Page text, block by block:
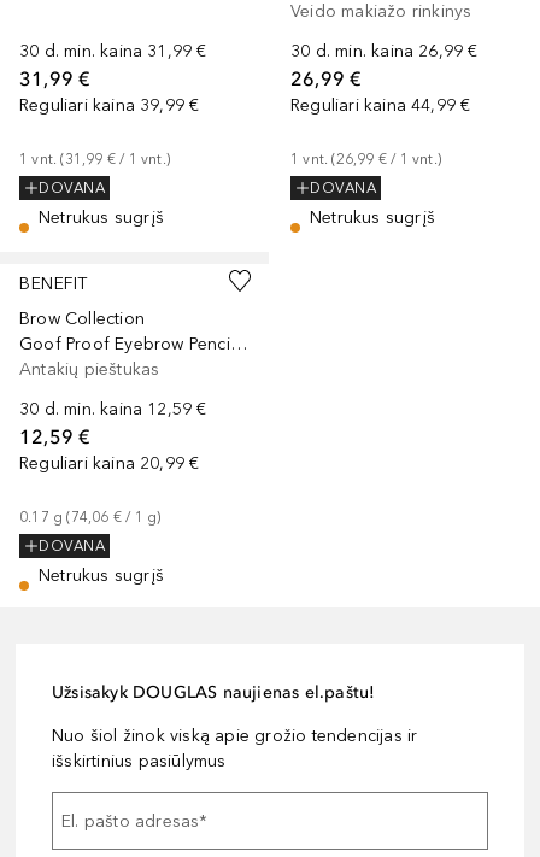
30 d. min. kaina 31,99 €
31,99 €
Reguliari kaina 39,99 €
1 vnt. (31,99 € / 1 vnt.)
DOVANA
Netrukus sugrįš
Veido makiažo rinkinys
30 d. min. kaina 26,99 €
26,99 €
Reguliari kaina 44,99 €
1 vnt. (26,99 € / 1 vnt.)
DOVANA
Netrukus sugrįš
BENEFIT
Brow Collection
Goof Proof Eyebrow Pencil, Mini
Antakių pieštukas
30 d. min. kaina 12,59 €
12,59 €
Reguliari kaina 20,99 €
0.17 g (74,06 € / 1 g)
DOVANA
Netrukus sugrįš
Užsisakyk DOUGLAS naujienas el.paštu!
Nuo šiol žinok viską apie grožio tendencijas ir
išskirtinius pasiūlymus
El. pašto adresas*